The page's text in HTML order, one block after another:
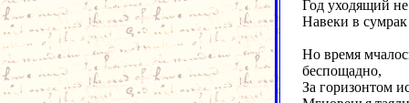
Год уходящий не
Навеки в
Но время
беспощадно,
За горизонтом